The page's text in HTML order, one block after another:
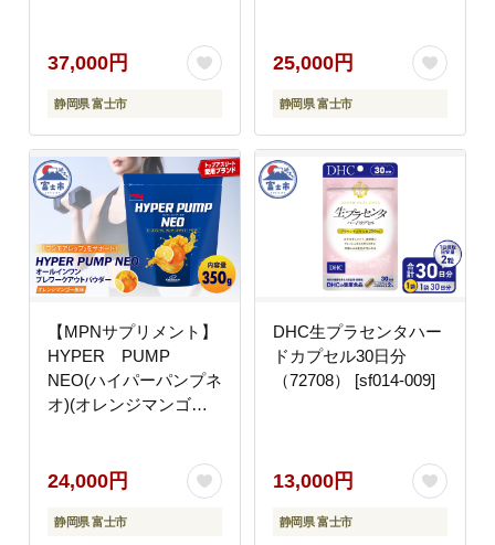
37,000円
静岡県 富士市
25,000円
静岡県 富士市
【MPNサプリメント】
HYPER PUMP
NEO(ハイパーパンプネ
オ)(オレンジマンゴー
24,000円
静岡県 富士市
DHC生プラセンタハー
ドカプセル30日分
（72708） [sf014-009]
13,000円
静岡県 富士市